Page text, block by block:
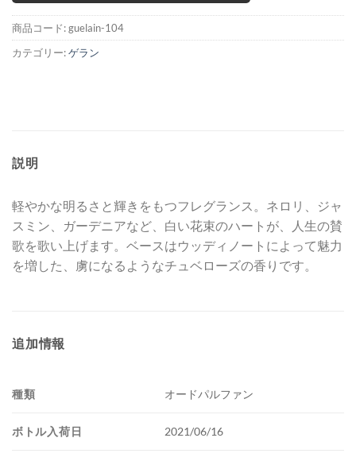
商品コード:guelain-104
カテゴリー:ゲラン
説明
軽やかな明るさと輝きをもつフレグランス。ネロリ、ジャ
スミン、ガーデニアなど、白い花束のハートが、人生の賛
歌を歌い上げます。ベースはウッディノートによって魅力
を増した、虜になるようなチュベローズの香りです。
追加情報
種類 オードパルファン
ボトル入荷日 2021/06/16